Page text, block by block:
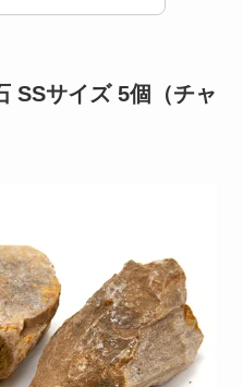
SSサイズ 5個（チャ